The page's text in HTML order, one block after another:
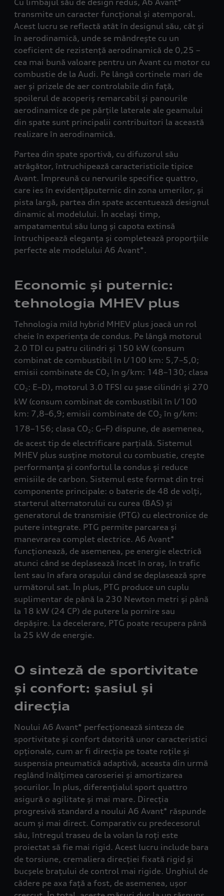
Cu limbajul său de design redus, A6 Avant*
transmite un caracter funcțional și atemporal.
Acest lucru se reflectă atât în designul său, cât și
în aerodinamică, unde se mândrește cu un
coeficient de rezistență aerodinamică de 0,25 –
cea mai bună valoare pentru un Avant cu motor cu
combustie de la Audi. Pe lângă cortinele mari de
aer și prizele de aer controlabile din față,
spoilerul de acoperiș remarcabil și panourile
aerodinamice de pe părțile laterale ale geamului
din spate sunt principalii contribuitori la această
realizare în aerodinamică.
Partea din spate sportivă, cu difuzorul său
atrăgător, întruchipează caracteristicile tipice
Avant. Împreună cu nervurile specifice quattro,
care ies în evidențăputernic din zona umerilor, și
pista largă, partea din spate accentuează designul
dinamic al modelului. În același timp,
ampatamentul său lung și capota extinsă
întruchipează eleganța și completează proporțiile
perfecte ale modelului A6 Avant*.
Economic și puternic:
tehnologia MHEV plus
Tehnologia mild hybrid MHEV plus joacă un rol
cheie în experiența de condus. Pe lângă motorul
2.0 TDI cu patru cilindri și 150 kW (consum
combinat de combustibil în l/100 km: 5,7–5,0;
emisii combinate de CO2 în g/km: 148–130; clasa
CO2: E–D), motorul 3.0 TFSI cu șase cilindri și 270
kW (consum combinat de combustibil în l/100
km: 7,8–6,9; emisii combinate de CO2 în g/km:
178–156; clasa CO2: G–F) dispune, de asemenea,
de acest tip de electrificare parțială. Sistemul
MHEV plus susține motorul cu combustie, crește
performanța și confortul la condus și reduce
emisiile de carbon. Sistemul este format din trei
componente principale: o baterie de 48 de volți,
starterul alternatorului cu curea (BAS) și
generatorul de transmisie (PTG) cu electronice de
putere integrate. PTG permite parcarea și
manevrarea complet electrice. A6 Avant*
funcționează, de asemenea, pe energie electrică
atunci când se deplasează încet în oraș, în trafic
lent sau în afara orașului când se deplasează spre
următorul sat. În plus, PTG produce un cuplu
suplimentar de până la 230 Newton metri și până
la 18 kW (24 CP) de putere la pornire sau
depășire. La decelerare, PTG poate recupera până
la 25 kW de energie.
O sinteză de sportivitate
și confort: șasiul și
direcția
Noului A6 Avant* perfecționează sinteza de
sportivitate și confort datorită unor caracteristici
opționale, cum ar fi direcția pe toate roțile și
suspensia pneumatică adaptivă, aceasta din urmă
reglând înălțimea caroseriei și amortizarea
șocurilor. În plus, diferențialul sport quattro
asigură o agilitate și mai mare. Direcția
progresivă standard a noului A6 Avant* răspunde
acum și mai direct. Comparativ cu predecesorul
său, întregul traseu de la volan la roți este
proiectat să fie mai rigid. Acest lucru include bara
de torsiune, cremaliera direcției fixată rigid și
bucșele brațului de control mai rigide. Unghiul de
cădere pe axa față a fost, de asemenea, ușor